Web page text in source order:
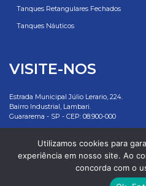
Tanques Retangulares Fechados
Tanques Náuticos
VISITE-NOS
Estrada Municipal Júlio Lerario, 224.
Bairro Industrial, Lambari.
Guararema - SP - CEP: 08.900-000
E-mail: vendas@rottotanques.com.br
Utilizamos cookies para
experiência em nosso site. Ao
concorda com o